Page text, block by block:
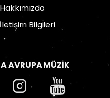
Hakkımızda
İletişim Bilgileri
AVRUPA MÜZIK